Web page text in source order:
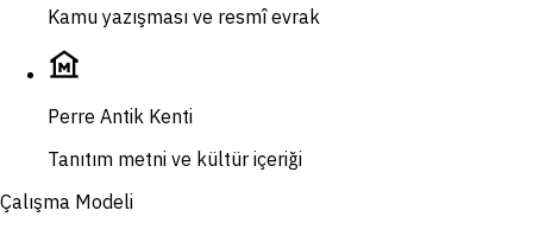
Kamu yazışması ve resmî evrak
museum
Perre Antik Kenti
Tanıtım metni ve kültür içeriği
Çalışma Modeli